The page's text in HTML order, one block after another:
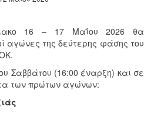
16 – 17 Μαΐου 2026 θα
αγώνες της δεύτερης φάσης του
Σαββάτου (16:00 έναρξη) και σε
των πρώτων αγώνων: